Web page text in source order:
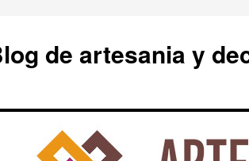
de artesania y